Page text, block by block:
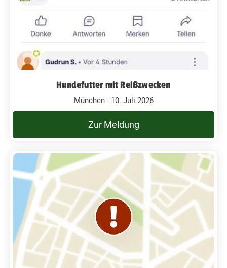
Hundefutter mit Reißzwecken
München - 10. Juli 2026
Zur Meldung